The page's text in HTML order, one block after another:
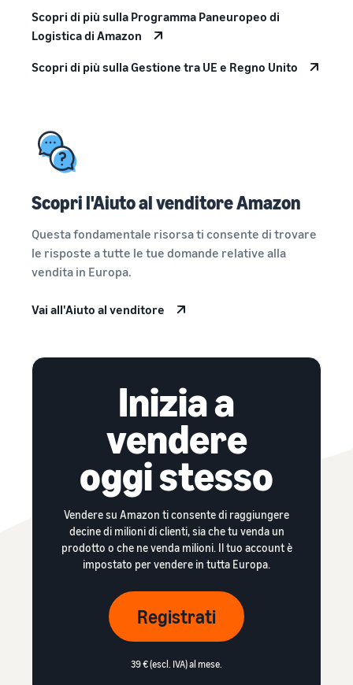
Scopri di più sulla Programma Paneuropeo di
Logistica di Amazon
Scopri di più sulla Gestione tra UE e Regno Unito
Scopri l'Aiuto al venditore Amazon
Questa fondamentale risorsa ti consente di trovare
le risposte a tutte le tue domande relative alla
vendita in Europa.
Vai all'Aiuto al venditore
Inizia a
vendere
oggi stesso
Vendere su Amazon ti consente di raggiungere
decine di milioni di clienti, sia che tu venda un
prodotto o che ne venda milioni. Il tuo account è
impostato per vendere in tutta Europa.
Registrati
39 € (escl. IVA) al mese.